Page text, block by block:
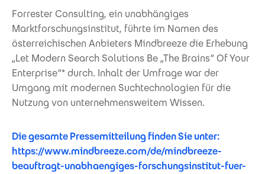
Forrester Consulting, ein unabhängiges
Marktforschungsinstitut, führte im Namen des
österreichischen Anbieters Mindbreeze die Erhebung
„Let Modern Search Solutions Be „The Brains“ Of Your
Enterprise“* durch. Inhalt der Umfrage war der
Umgang mit modernen Suchtechnologien für die
Nutzung von unternehmensweitem Wissen.
Die gesamte Pressemitteilung finden Sie unter:
https://www.mindbreeze.com/de/mindbreeze-
beauftragt-unabhaengiges-forschungsinstitut-fuer-